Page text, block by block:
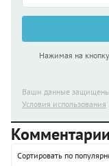
Нажимая на
Ваши данные
Условия использования
Комментарии
Сортировать по